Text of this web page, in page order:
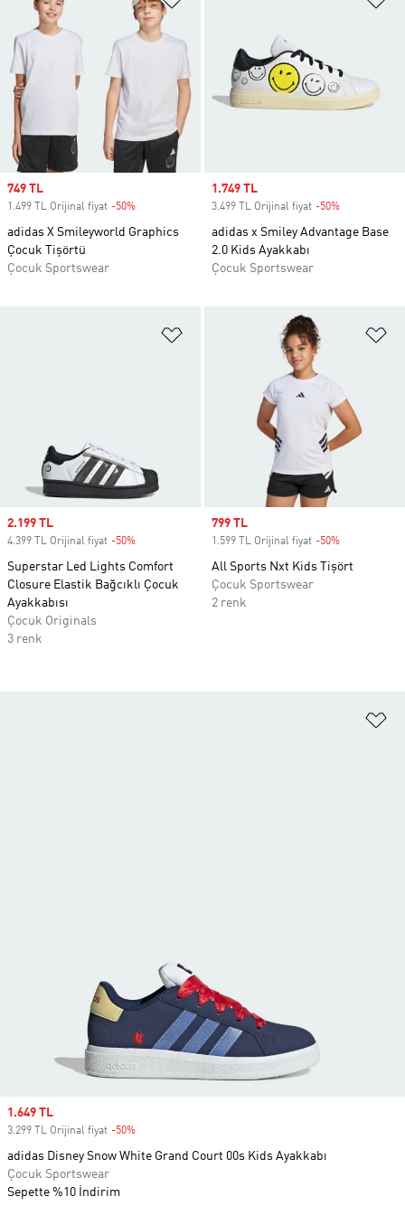
Sale price
749 TL
1.499 TL Orijinal fiyat -50%
adidas X Smileyworld Graphics
Çocuk Tişörtü
Çocuk Sportswear
Sale price
1.749 TL
3.499 TL Orijinal fiyat -50%
adidas x Smiley Advantage Base
2.0 Kids Ayakkabı
Çocuk Sportswear
Favori Listesine Ekle
Sale price
2.199 TL
4.399 TL Orijinal fiyat -50%
Superstar Led Lights Comfort
Closure Elastik Bağcıklı Çocuk
Ayakkabısı
Çocuk Originals
3 renk
Sale price
799 TL
1.599 TL Orijinal fiyat -50%
All Sports Nxt Kids Tişört
Çocuk Sportswear
2 renk
Sale price
1.649 TL
3.299 TL Orijinal fiyat -50%
adidas Disney Snow White Grand Court 00s Kids Ayakkabı
Çocuk Sportswear
Sepette %10 İndirim